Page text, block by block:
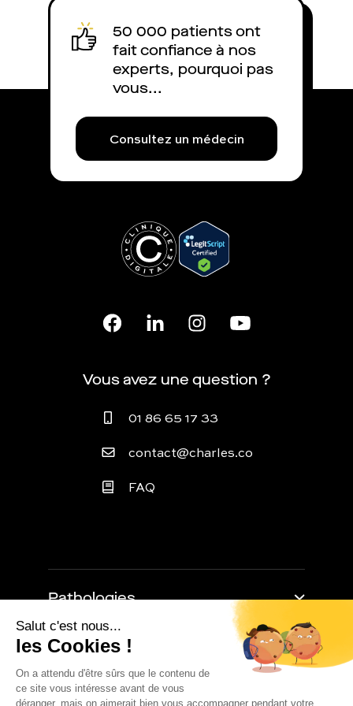
50 000 patients ont
fait confiance à nos
experts, pourquoi pas
vous...
Consultez un médecin
Vous avez une question ?
01 86 65 17 33
contact@charles.co
FAQ
Pathologies
Trouble de l'érection
Retarder l'éjaculation
Baisse de libido
Impuissance masculine
À propos
Comment ça marche